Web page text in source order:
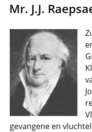
Mr. J.J.
gevangene en